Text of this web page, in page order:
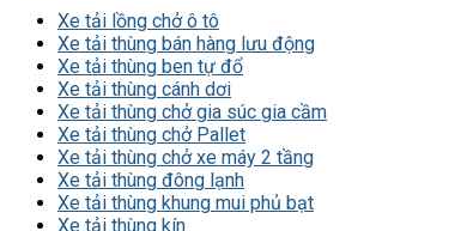
Xe tải lồng chở ô tô
Xe tải thùng bán hàng lưu động
Xe tải thùng ben tự đổ
Xe tải thùng cánh dơi
Xe tải thùng chở gia súc gia cầm
Xe tải thùng chở Pallet
Xe tải thùng chở xe máy 2 tầng
Xe tải thùng đông lạnh
Xe tải thùng khung mui phủ bạt
Xe tải thùng kín